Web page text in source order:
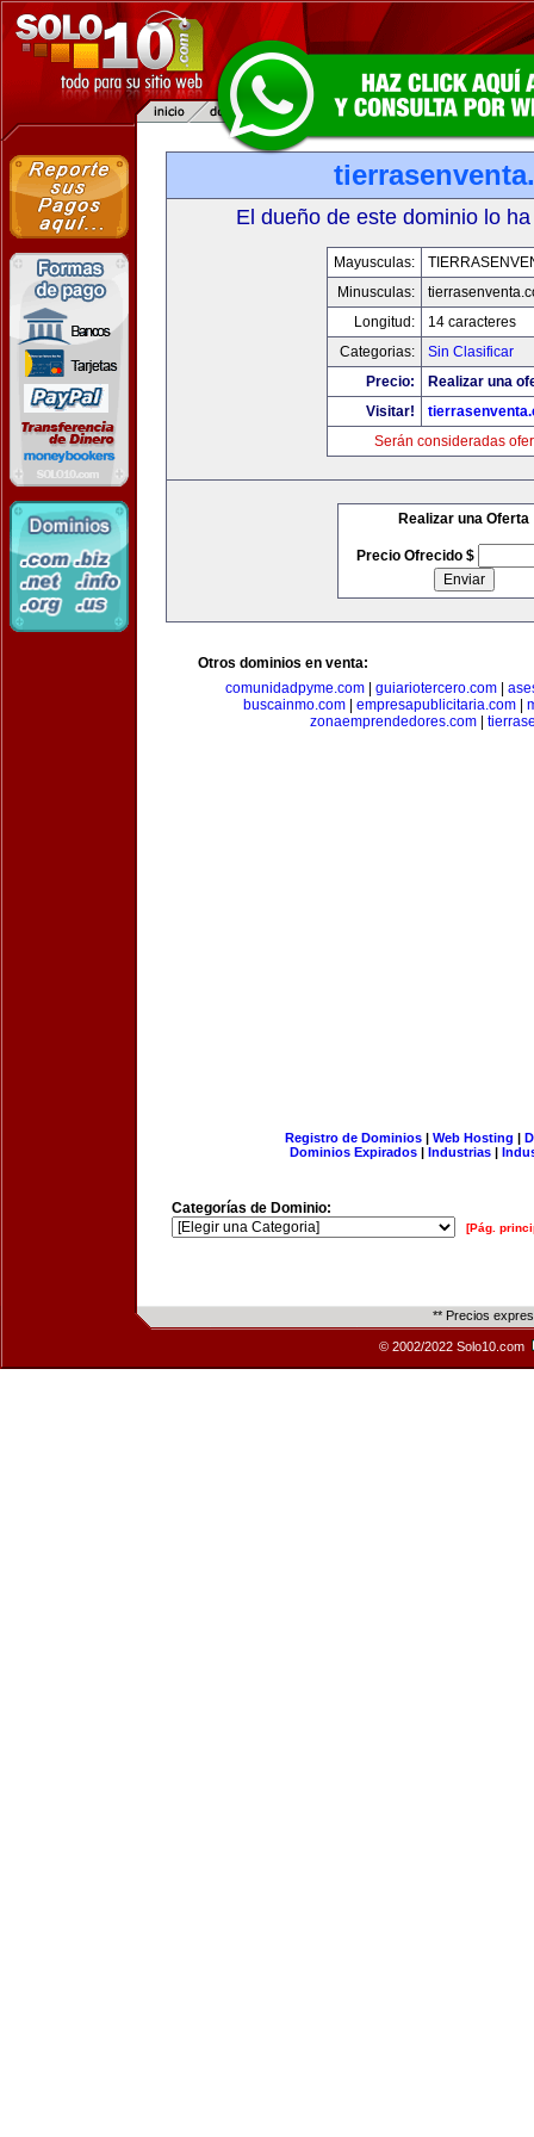
El dueño de este dominio lo
Mayusculas:
Minusculas:
Longitud:
14 caracteres
Categorias:
Sin Clasificar
Precio:
Realizar una
Visitar!
Serán consideradas
Realizar una Oferta
Precio Ofrecido $
Otros dominios en venta:
comunidadpyme.com
guiariotercero.com
buscainmo.com| empresapublicitaria.com|
zonaemprendedores.com|
Registro de Dominios| Web Hosting |
Dominios Expirados | Industrias |
Categorías de Dominio:
[Pág.
** Precios
© 2002/2022 Solo10.com